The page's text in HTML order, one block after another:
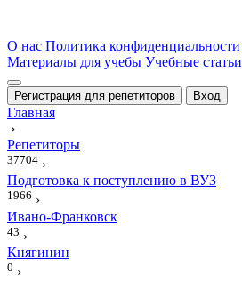
О нас Политика конфиденциальности
Материалы для учебы Учебные статьи
Регистрация для репетиторов Вход
Главная
›
Репетиторы
37704 ›
Подготовка к поступлению в ВУЗ
1966 ›
Ивано-Франковск
43 ›
Княгинин
0 ›